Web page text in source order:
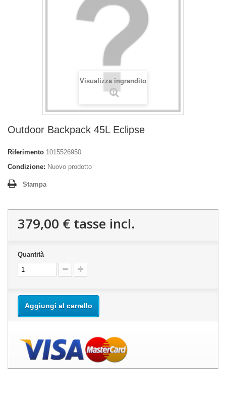
Visualizza ingrandito
Outdoor Backpack 45L Eclipse
Riferimento 1015526950
Condizione: Nuovo prodotto
Stampa
379,00 € tasse incl.
Quantità
Aggiungi al carrello